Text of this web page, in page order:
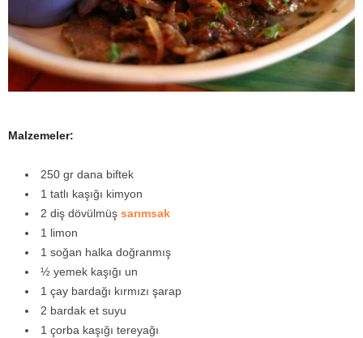
Malzemeler:
250 gr dana biftek
1 tatlı kaşığı kimyon
2 diş dövülmüş sarımsak
1 limon
1 soğan halka doğranmış
½ yemek kaşığı un
1 çay bardağı kırmızı şarap
2 bardak et suyu
1 çorba kaşığı tereyağı